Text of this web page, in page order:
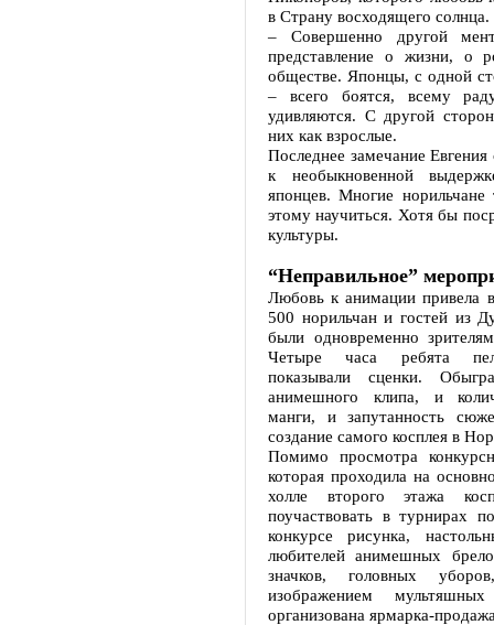
в Страну восходящего солнца.
– Совершенно другой
представление о жизни, о
обществе. Японцы, с одной
– всего боятся, всему
удивляются. С другой
них как взрослые.
Последнее замечание Евгения
к необыкновенной
японцев. Многие норильчане
этому научиться. Хотя бы
культуры.
“Неправильное”
Любовь к анимации привела
500 норильчан и гостей из
были одновременно
Четыре часа ребята
показывали сценки.
анимешного клипа, и
манги, и запутанность
создание самого косплея в
Помимо просмотра
которая проходила на
холле второго этажа
поучаствовать в турнирах
конкурсе рисунка,
любителей анимешных
значков, головных
изображением
организована ярмарка-